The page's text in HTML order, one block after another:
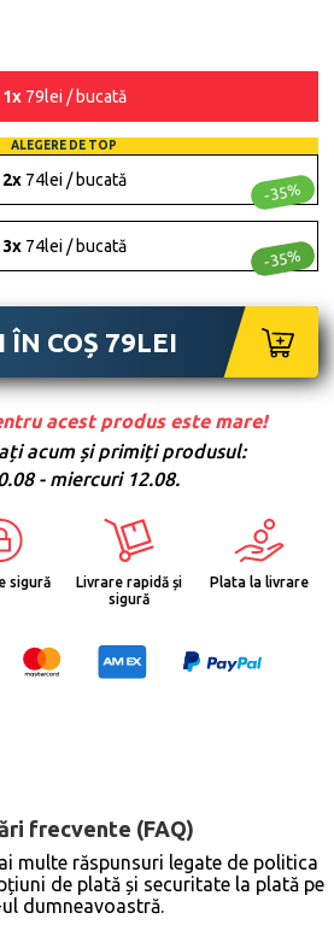
1x79lei / bucată
ALEGERE DE TOP
2x74lei / bucată
-35%
3x74lei / bucată
-35%
ÎN COȘ 79LEI
acest produs este mare!
acum și primiți produsul:
- miercuri 12.08.
sigură
Livrare rapidă și
sigură
Plata la livrare
frecvente (FAQ)
multe răspunsuri legate de politica
de plată și securitate la plată pe
dumneavoastră.